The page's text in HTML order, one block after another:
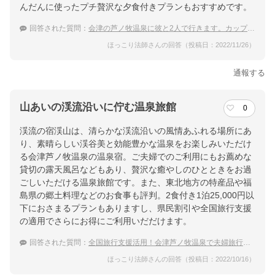
んだんに使ったプチ贅沢な夕食付きプランもおすすめです。
回答された質問： 会津の芦ノ牧温泉に彼と2人で行きます。カップルにおすすめなプチ贅沢出来る高級な温泉宿は？
ほっこり法師さんの回答（投稿日：2022/11/26）
通報する
山あいの渓流沿いに佇む温泉旅館 0
渓流の宿渓山は、清らかな渓流沿いの風情あふれる場所にあ
り、素晴らしい渓谷美と効能豊かな温泉をお楽しみいただけ
る会津芦ノ牧温泉の温泉宿。ご夫婦でのご利用にもお薦めな
貸切の露天風呂などもあり、贅沢な癒やしのひとときをお過
ごしいただける温泉旅館です。また、東北地方の特産品や福
島県の郷土料理などのお食事も評判。2食付き1泊25,000円以
下におさまるプランもありますし、県民割引や全国旅行支援
の適用でさらにお得にご利用いだだけます。
回答された質問： 全国旅行支援活用！会津芦ノ牧温泉で夫婦旅行におすすめの温泉宿
ほっこり法師さんの回答（投稿日：2022/10/16）